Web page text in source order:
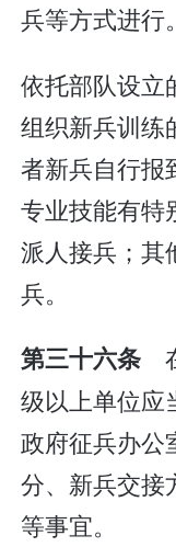
兵等方式进行。
依托部队设立
组织新兵训练
者新兵自行报
专业技能有特
派人接兵；其
兵。
第三十六条
级以上单位应
政府征兵办公
分、新兵交接
等事宜。